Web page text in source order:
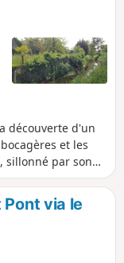
découverte d'un
et les
sillonné par son
ponctué par
de Dol-de-
Pont via le